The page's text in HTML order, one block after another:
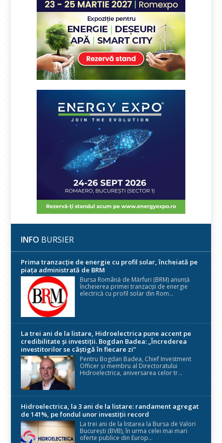
INFO BURSIER
Prima tranzacție de energie cu profil solar, încheiată pe
piața administrată de BRM
Bursa Română de Mărfuri (BRM) anunță
încheierea primei tranzacții de energie
electrică cu profil solar din Rom...
La trei ani de la listare, Hidroelectrica pune accent pe
credibilitate și investiții. Bogdan Badea: „Încrederea
investitorilor se câștigă în fiecare zi”
Pentru Bogdan Badea, Chief Investment
Officer și membru al Directoratului
Hidroelectrica, aniversarea celor tr...
Hidroelectrica, la 3 ani de la listare: randament agregat
de 141%, pe fondul unor investiții record
La trei ani de la listarea la Bursa de Valori
București (BVB), în urma celei mai mari
oferte publice din Europ...